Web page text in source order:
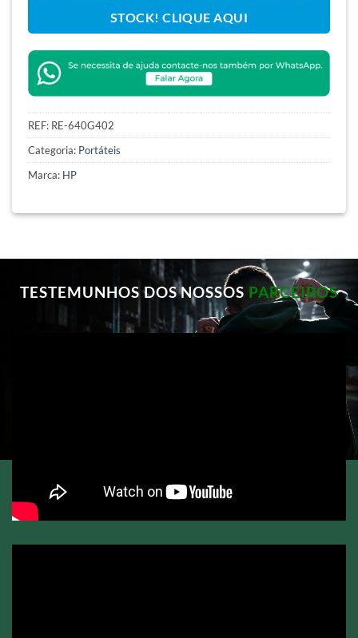
STOCK! CLIQUE AQUI
REF: RE-640G402
Categoria: Portáteis
Marca: HP
TESTEMUNHOS DOS NOSSOS PARCEIROS